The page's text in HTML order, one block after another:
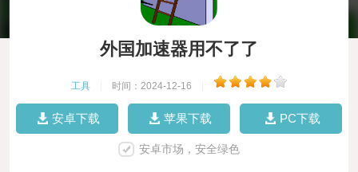
外国加速器用不了了
工具 时间：2024-12-16
安卓下载 苹果下载 PC下载
安卓市场，安全绿色